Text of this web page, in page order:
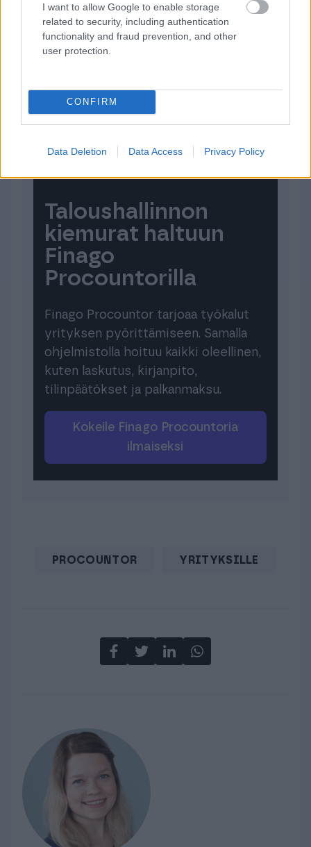
I want to allow Google to enable storage
related to security, including authentication
functionality and fraud prevention, and other
user protection.
CONFIRM
Data Deletion Data Access Privacy Policy
ne hoituvat ketterästi ilman ahdistusta. Mikä
parasta se säästää aikaa ja helpottaa
yrittäjän arkea.
Atriumpiha-tilillä
Taloushallinnon
kiemurat haltuun
Finago
Procountorilla
Finago Procountor tarjoaa työkalut
yrityksen pyörittämiseen. Samalla
ohjelmistolla hoituu kaikki oleellinen,
kuten laskutus, kirjanpito,
tilinpäätökset ja palkanmaksu.
Kokeile Finago Procountoria
ilmaiseksi
PROCOUNTOR YRITYKSILLE